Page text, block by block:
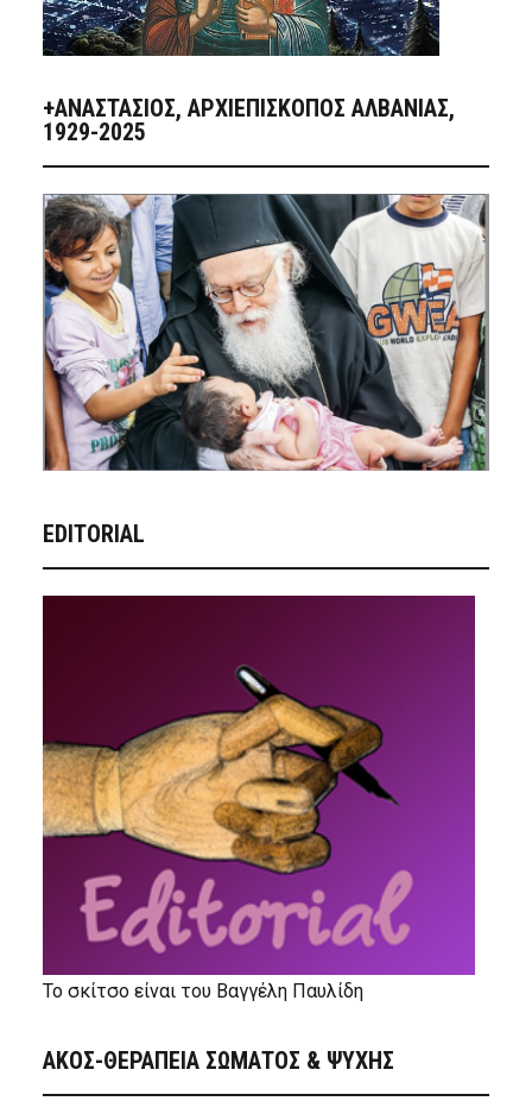
+ΑΝΑΣΤΆΣΙΟΣ, ΑΡΧΙΕΠΊΣΚΟΠΟΣ ΑΛΒΑΝΊΑΣ,
1929-2025
EDITORIAL
Το σκίτσο είναι του Βαγγέλη Παυλίδη
ΑΚΟΣ-ΘΕΡΑΠΕΙΑ ΣΩΜΑΤΟΣ & ΨΥΧΗΣ